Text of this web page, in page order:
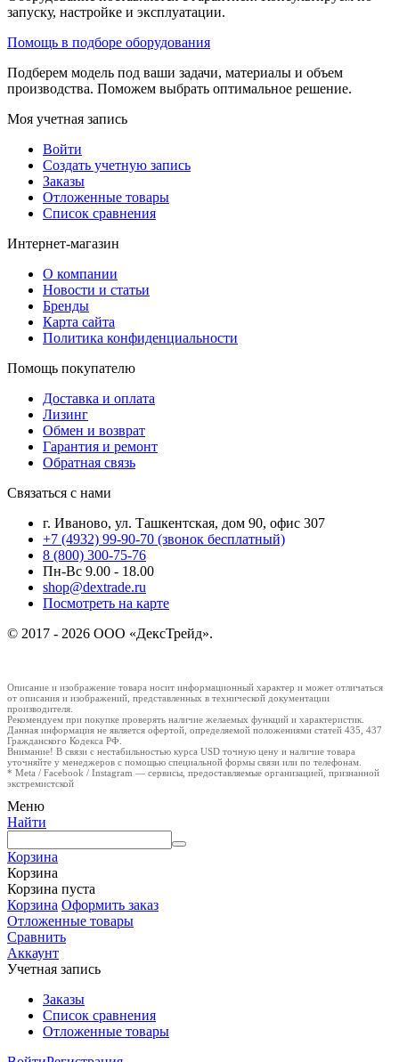
запуску, настройке и эксплуатации.
Помощь в подборе оборудования
Подберем модель под ваши задачи, материалы и объем
производства. Поможем выбрать оптимальное решение.
Моя учетная запись
Войти
Создать учетную запись
Заказы
Отложенные товары
Список сравнения
Интернет-магазин
О компании
Новости и статьи
Бренды
Карта сайта
Политика конфиденциальности
Помощь покупателю
Доставка и оплата
Лизинг
Обмен и возврат
Гарантия и ремонт
Обратная связь
Связаться с нами
г. Иваново, ул. Ташкентская, дом 90, офис 307
+7 (4932) 99-90-70 (звонок бесплатный)
8 (800) 300-75-76
Пн-Вс 9.00 - 18.00
shop@dextrade.ru
Посмотреть на карте
© 2017 - 2026 ООО «ДексТрейд».
Описание и изображение товара носит информационный характер и может отличаться
от описания и изображений, представленных в технической документации
производителя.
Рекомендуем при покупке проверять наличие желаемых функций и характеристик.
Данная информация не является офертой, определяемой положениями статей 435, 437
Гражданского Кодекса РФ.
Внимание! В связи с нестабильностью курса USD точную цену и наличие товара
уточняйте у менеджеров с помощью специальной формы связи или по телефонам.
* Meta / Facebook / Instagram — сервисы, предоставляемые организацией, признанной
экстремистской
Меню
Найти
Корзина
Корзина
Корзина пуста
Корзина Оформить заказ
Отложенные товары
Сравнить
Аккаунт
Учетная запись
Заказы
Список сравнения
Отложенные товары